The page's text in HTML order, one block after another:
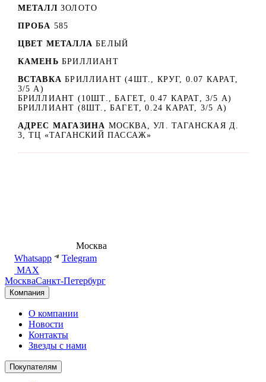
МЕТАЛЛ ЗОЛОТО
ПРОБА 585
ЦВЕТ МЕТАЛЛА БЕЛЫЙ
КАМЕНЬ БРИЛЛИАНТ
ВСТАВКА БРИЛЛИАНТ (4ШТ., КРУГ, 0.07 КАРАТ,
3/5 А)
БРИЛЛИАНТ (10ШТ., БАГЕТ, 0.47 КАРАТ, 3/5 А)
БРИЛЛИАНТ (8ШТ., БАГЕТ, 0.24 КАРАТ, 3/5 А)
АДРЕС МАГАЗИНА МОСКВА, УЛ. ТАГАНСКАЯ Д.
3, ТЦ «ТАГАНСКИЙ ПАССАЖ»
Москва
Whatsapp
Telegram
MAX
МоскваСанкт-Петербург
Компания
О компании
Новости
Контакты
Звезды с нами
Покупателям